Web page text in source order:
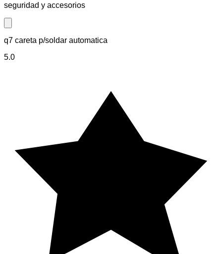
seguridad y accesorios
Close modal
q7 careta p/soldar automatica
5.0